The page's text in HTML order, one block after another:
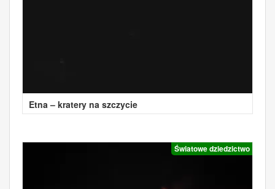
Etna – kratery na szczycie
Światowe dziedzictwo